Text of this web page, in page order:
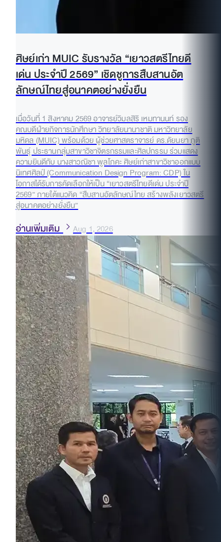
ศิษย์เก่า MUIC รับรางวัล “เยาวสตรีไทยดี
เด่น ประจำปี 2569” เชิดชูการสืบสานอัต
ลักษณ์ไทยสู่อนาคตอย่างยั่งยืน
เมื่อวันที่ 1 สิงหาคม 2569 อาจารย์วิมลสิริ เหมทานนท์ รอง
คณบดีฝ่ายกิจการนักศึกษา วิทยาลัยนานาชาติ มหาวิทยาลัย
มหิดล (MUIC) พร้อมด้วย ผู้ช่วยศาสตราจารย์ ดร.ดัยนยา ภูติ
พันธุ์ ประธานกลุ่มสาขาวิชาจิตรกรรมและศิลปกรรม ร่วมแสดง
ความยินดีกับ นางสาวณิชา พูลโภคะ ศิษย์เก่าสาขาวิชาออกแบบ
นิเทศศิลป์ (Communication Design Program: CDP) ใน
โอกาสได้รับการคัดเลือกให้เป็น “เยาวสตรีไทยดีเด่น ประจำปี
2569” ภายใต้แนวคิด “สืบสานอัตลักษณ์ไทย สร้างพลังเยาวสตรี
สู่อนาคตอย่างยั่งยืน”
อ่านเพิ่มเติม Aug 1, 2026